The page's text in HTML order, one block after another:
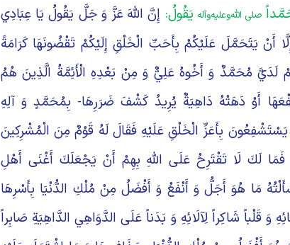
صلی الله‌و‌علیه‌و‌آله يَقُولُ: إِنَّ اللَّهَ عَزَّ وَ جَلَّ يَقُولُ يَا عِبَادِي
أَنْ يَتَحَمَّلَ عَلَيْكُمْ بِأَحَبِّ الْخَلْقِ إِلَيْكُمْ تَقْضُونَهَا كَرَامَةً
لَدَيَّ مُحَمَّدٌ وَ أَخُوهُ عَلِيٌّ وَ مِنْ بَعْدِهِ الْأَئِمَّةُ الَّذِينَ هُمُ
أَوْ دَهَتْهُ دَاهِيَةٌ يُرِيدُ كَشْفَ ضَرَرِهَا- بِمُحَمَّدٍ وَ آلِهِ
بِأَعَزِّ الْخَلْقِ عَلَيْهِ فَقَالَ لَهُ قَوْمٌ مِنَ الْمُشْرِكِينَ
فَمَا لَكَ لَا تَقْتَرِحُ عَلَى اللَّهِ بِهِمْ أَنْ يَجْعَلَكَ أَغْنَى أَهْلِ
مَا هُوَ أَجَلُّ وَ أَنْفَعُ وَ أَفْضَلُ مِنْ مُلْكِ الدُّنْيَا بِأَسْرِهَا
قَلْباً شَاكِراً لِآلَائِهِ وَ بَدَناً عَلَى الدَّوَاهِي الدَّاهِيَةِ صَابِراً